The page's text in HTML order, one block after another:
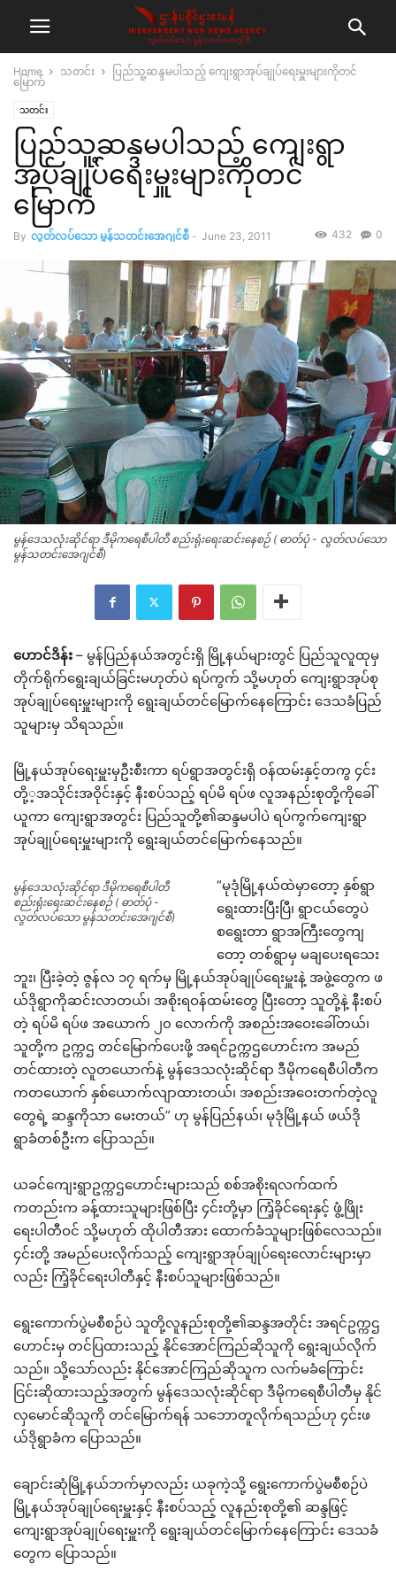
Home သတင်း
ပြည်သူ့ဆန္ဒမပါသည့် ကျေးရွာအုပ်ချုပ်ရေးမှူးများကိုတင်
မြောက်
သတင်း
ပြည်သူ့ဆန္ဒမပါသည့် ကျေးရွာ
အုပ်ချုပ်ရေးမှူးများကိုတင်
မြောက်
By လွတ်လပ်သော မွန်သတင်းအေဂျင်စီ - June 23, 2011 0
432
မွန်ဒေသလုံးဆိုင်ရာ ဒီမိုကရေစီပါတီ စည်းရုံးရေးဆင်းနေစဉ် ( ဓာတ်ပုံ - လွတ်လပ်သော
မွန်သတင်းအေဂျင်စီ)
ဟောင်ဒိန်း – မွန်ပြည်နယ်အတွင်းရှိ မြို့နယ်များတွင် ပြည်သူလူထုမှ
တိုက်ရိုက်ရွေးချယ်ခြင်းမဟုတ်ပဲ ရပ်ကွက် သို့မဟုတ် ကျေးရွာအုပ်စု
အုပ်ချုပ်ရေးမှူးများကို ရွေးချယ်တင်မြောက်နေကြောင်း ဒေသခံပြည်
သူများမှ သိရသည်။
မြို့နယ်အုပ်ရေးမှူးမှဦးစီးကာ ရပ်ရွာအတွင်းရှိ ဝန်ထမ်းနှင့်တကွ ၄င်း
တို့့အသိုင်းအဝိုင်းနှင့် နီးစပ်သည့် ရပ်မိ ရပ်ဖ လူအနည်းစုတို့ကိုခေါ်
ယူကာ ကျေးရွာအတွင်း ပြည်သူတို့၏ဆန္ဒမပါပဲ ရပ်ကွက်ကျေးရွာ
အုပ်ချုပ်ရေးမှူးများကို ရွေးချယ်တင်မြောက်နေသည်။
မွန်ဒေသလုံးဆိုင်ရာ ဒီမိုကရေစီပါတီ
စည်းရုံးရေးဆင်းနေစဉ် ( ဓာတ်ပုံ -
လွတ်လပ်သော မွန်သတင်းအေဂျင်စီ)
“မုဒုံမြို့နယ်ထဲမှာတော့ နှစ်ရွာ
ရွေးထားပြီးပြီ၊ ရွာငယ်တွေပဲ
စရွေးတာ ရွာအကြီးတွေကျ
တော့ တစ်ရွာမှ မချပေးရသေး
ဘူး၊ ပြီးခဲ့တဲ့ ဇွန်လ ၁၇ ရက်မှ မြို့နယ်အုပ်ချုပ်ရေးမှူးနဲ့ အဖွဲ့တွေက ဖ
ယ်ဒိုရွာကိုဆင်းလာတယ်၊ အစိုးရဝန်ထမ်းတွေ ပြီးတော့ သူတို့နဲ့ နီးစပ်
တဲ့ ရပ်မိ ရပ်ဖ အယောက် ၂၀ လောက်ကို အစည်းအဝေးခေါ်တယ်၊
သူတို့က ဥက္ကဌ တင်မြောက်ပေးဖို့ အရင်ဥက္ကဌဟောင်းက အမည်
တင်ထားတဲ့ လူတယောက်နဲ့ မွန်ဒေသလုံးဆိုင်ရာ ဒီမိုကရေစီပါတီက
ကတယောက် နှစ်ယောက်လျာထားတယ်၊ အစည်းအဝေးတက်တဲ့လူ
တွေရဲ့ ဆန္ဒကိုသာ မေးတယ်” ဟု မွန်ပြည်နယ်၊ မုဒုံမြို့နယ် ဖယ်ဒို
ရွာခံတစ်ဦးက ပြောသည်။
ယခင်ကျေးရွာဥက္ကဌဟောင်းများသည် စစ်အစိုးရလက်ထက်
ကတည်းက ခန့်ထားသူများဖြစ်ပြီး ၄င်းတို့မှာ ကြံ့ခိုင်ရေးနှင့် ဖွံ့ဖြိုး
ရေးပါတီဝင် သို့မဟုတ် ထိုပါတီအား ထောက်ခံသူများဖြစ်လေသည်။
၄င်းတို့ အမည်ပေးလိုက်သည့် ကျေးရွာအုပ်ချုပ်ရေးလောင်းများမှာ
လည်း ကြံ့ခိုင်ရေးပါတီနှင့် နီးစပ်သူများဖြစ်သည်။
ရွေးကောက်ပွဲမစီစဉ်ပဲ သူတို့လူနည်းစုတို့၏ဆန္ဒအတိုင်း အရင်ဥက္ကဌ
ဟောင်းမှ တင်ပြထားသည့် နိုင်အောင်ကြည်ဆိုသူကို ရွေးချယ်လိုက်
သည်။ သို့သော်လည်း နိုင်အောင်ကြည်ဆိုသူက လက်မခံကြောင်း
ငြင်းဆိုထားသည့်အတွက် မွန်ဒေသလုံးဆိုင်ရာ ဒီမိုကရေစီပါတီမှ နိုင်
လှမောင်ဆိုသူကို တင်မြောက်ရန် သဘောတူလိုက်ရသည်ဟု ၄င်းဖ
ယ်ဒိုရွာခံက ပြောသည်။
ချောင်းဆုံမြို့နယ်ဘက်မှာလည်း ယခုကဲ့သို့ ရွေးကောက်ပွဲမစီစဉ်ပဲ
မြို့နယ်အုပ်ချုပ်ရေးမှူးနှင့် နီးစပ်သည့် လူနည်းစုတို့၏ ဆန္ဒဖြင့်
ကျေးရွာအုပ်ချုပ်ရေးမှူးကို ရွေးချယ်တင်မြောက်နေကြောင်း ဒေသခံ
တွေက ပြောသည်။